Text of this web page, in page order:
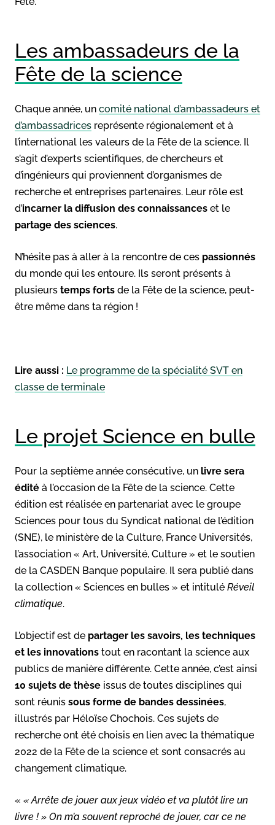
Les ambassadeurs de la
Fête de la science
Chaque année, un comité national d’ambassadeurs et
d’ambassadrices représente régionalement et à
l’international les valeurs de la Fête de la science. Il
s’agit d’experts scientifiques, de chercheurs et
d’ingénieurs qui proviennent d’organismes de
recherche et entreprises partenaires. Leur rôle est
d’incarner la diffusion des connaissances et le
partage des sciences.
N’hésite pas à aller à la rencontre de ces passionnés
du monde qui les entoure. Ils seront présents à
plusieurs temps forts de la Fête de la science, peut-
être même dans ta région !
Lire aussi : Le programme de la spécialité SVT en
classe de terminale
Le projet Science en bulle
Pour la septième année consécutive, un livre sera
édité à l’occasion de la Fête de la science. Cette
édition est réalisée en partenariat avec le groupe
Sciences pour tous du Syndicat national de l’édition
(SNE), le ministère de la Culture, France Universités,
l’association « Art, Université, Culture » et le soutien
de la CASDEN Banque populaire. Il sera publié dans
la collection « Sciences en bulles » et intitulé Réveil
climatique.
L’objectif est de partager les savoirs, les techniques
et les innovations tout en racontant la science aux
publics de manière différente. Cette année, c’est ainsi
10 sujets de thèse issus de toutes disciplines qui
sont réunis sous forme de bandes dessinées,
illustrés par Héloïse Chochois. Ces sujets de
recherche ont été choisis en lien avec la thématique
2022 de la Fête de la science et sont consacrés au
changement climatique.
« « Arrête de jouer aux jeux vidéo et va plutôt lire un
livre ! » On m’a souvent reproché de jouer, car ce ne